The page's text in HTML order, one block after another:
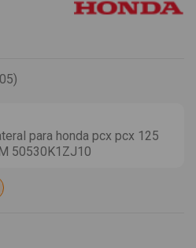
para honda pcx pcx 125
50530K1ZJ10